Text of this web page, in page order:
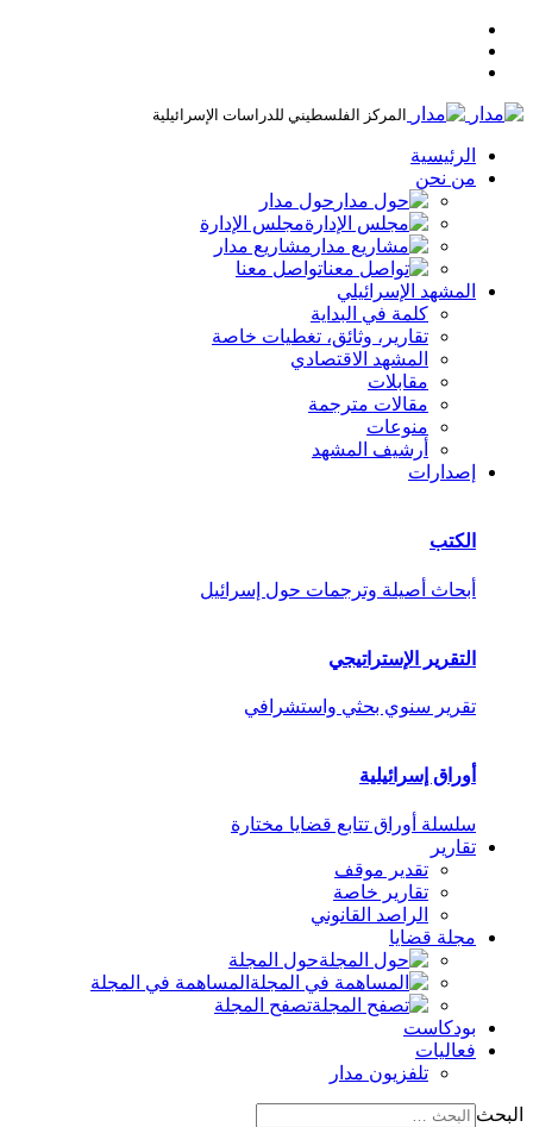
المركز الفلسطيني للدراسات الإسرائيلية
الرئيسية
من نحن
حول مدار
مجلس الإدارة
مشاريع مدار
تواصل معنا
المشهد الإسرائيلي
كلمة في البداية
تقارير، وثائق، تغطيات خاصة
المشهد الاقتصادي
مقابلات
مقالات مترجمة
منوعات
أرشيف المشهد
إصدارات
الكتب
أبحاث أصيلة وترجمات حول إسرائيل
التقرير الإستراتيجي
تقرير سنوي بحثي واستشرافي
أوراق إسرائيلية
سلسلة أوراق تتابع قضايا مختارة
تقارير
تقدير موقف
تقارير خاصة
الراصد القانوني
مجلة قضايا
حول المجلة
المساهمة في المجلة
تصفح المجلة
بودكاست
فعاليات
تلفزيون مدار
البحث